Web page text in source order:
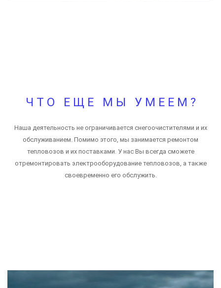
ЧТО ЕЩЕ МЫ УМЕЕМ?
Наша деятельность не ограничивается снегоочистителями и их
обслуживанием. Помимо этого, мы занимается ремонтом
тепловозов и их поставками. У нас Вы всегда сможете
отремонтировать электрооборудование тепловозов, а также
своевременно его обслужить.